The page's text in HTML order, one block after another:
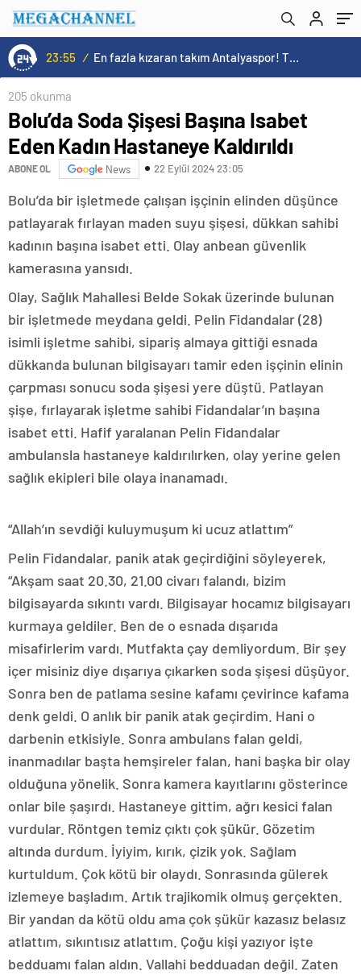
23:55 / En fazla kızaran takım Antalyaspor! Tam 5 futbolcu….
205 okunma
Bolu’da Soda Şişesi Başına Isabet
Eden Kadın Hastaneye Kaldırıldı
ABONE OL News 22 Eylül 2024 23:05
Bolu’da bir işletmede çalışan işçinin elinden düşünce
patlayarak fırlayan maden suyu şişesi, dükkan sahibi
kadının başına isabet etti. Olay anbean güvenlik
kamerasına yansıdı.
Olay, Sağlık Mahallesi Belde Sokak üzerinde bulunan
bir işletmede meydana geldi. Pelin Fidandalar (28)
isimli işletme sahibi, sipariş almaya gittiği esnada
dükkanda bulunan bilgisayarı tamir eden işçinin elinin
çarpması sonucu soda şişesi yere düştü. Patlayan
şişe, fırlayarak işletme sahibi Fidandalar’ın başına
isabet etti. Hafif yaralanan Pelin Fidandalar
ambulansla hastaneye kaldırılırken, olay yerine gelen
sağlık ekipleri bile olaya inanamadı.
“Allah’ın sevdiği kuluymuşum ki ucuz atlattım”
Pelin Fidandalar, panik atak geçirdiğini söyleyerek,
“Akşam saat 20.30, 21.00 civarı falandı, bizim
bilgisayarda sıkıntı vardı. Bilgisayar hocamız bilgisayarı
kurmaya geldiler. Ben de o esnada dışarıda
misafirlerim vardı. Mutfakta çay demliyordum. Bir şey
içer misiniz diye dışarıya çıkarken soda şişesi düşüyor.
Sonra ben de patlama sesine kafamı çevirince kafama
denk geldi. O anlık bir panik atak geçirdim. Hani o
darbenin etkisiyle. Sonra ambulans falan geldi,
inanmadılar başta hemşireler falan, hani başka bir olay
olduğuna yönelik. Sonra kamera kayıtlarını gösterince
onlar bile şaşırdı. Hastaneye gittim, ağrı kesici falan
vurdular. Röntgen temiz çıktı çok şükür. Gözetim
altında durdum. İyiyim, kırık, çizik yok. Sağlam
kurtuldum. Çok kötü bir olaydı. Sonrasında gülerek
izlemeye başladım. Artık trajikomik olmuş gerçekten.
Bir yandan da kötü oldu ama çok şükür kazasız belasız
atlattım, sıkıntısız atlattım. Çoğu kişi yazıyor işte
bedduamı falan aldın. Vallahi bedduadan değil. Zaten